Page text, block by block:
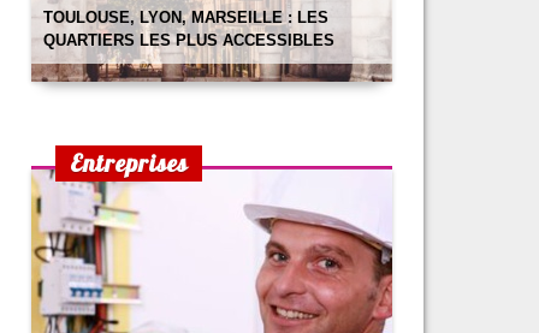
TOULOUSE, LYON, MARSEILLE : LES
QUARTIERS LES PLUS ACCESSIBLES
Entreprises